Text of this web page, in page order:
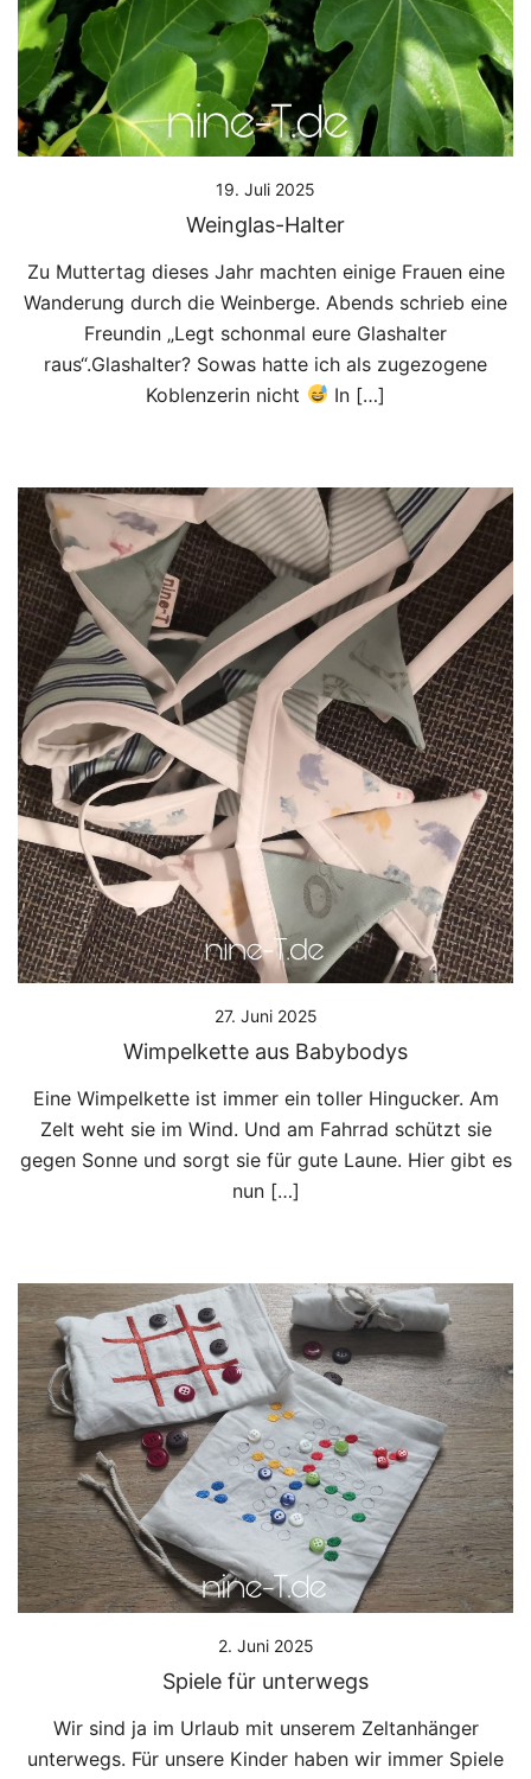
19. Juli 2025
Weinglas-Halter
Zu Muttertag dieses Jahr machten einige Frauen eine
Wanderung durch die Weinberge. Abends schrieb eine
Freundin „Legt schonmal eure Glashalter
raus“.Glashalter? Sowas hatte ich als zugezogene
Koblenzerin nicht
In […]
27. Juni 2025
Wimpelkette aus Babybodys
Eine Wimpelkette ist immer ein toller Hingucker. Am
Zelt weht sie im Wind. Und am Fahrrad schützt sie
gegen Sonne und sorgt sie für gute Laune. Hier gibt es
nun […]
2. Juni 2025
Spiele für unterwegs
Wir sind ja im Urlaub mit unserem Zeltanhänger
unterwegs. Für unsere Kinder haben wir immer Spiele